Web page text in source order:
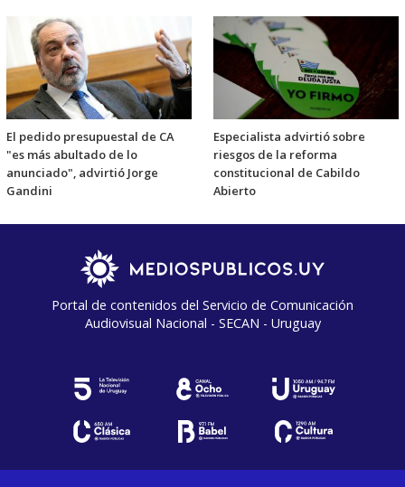
El pedido presupuestal de CA
"es más abultado de lo
anunciado", advirtió Jorge
Gandini
Especialista advirtió sobre
riesgos de la reforma
constitucional de Cabildo
Abierto
Portal de contenidos del Servicio de Comunicación
Audiovisual Nacional - SECAN - Uruguay